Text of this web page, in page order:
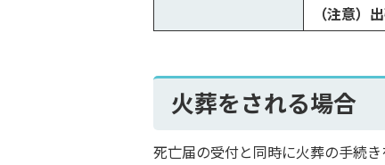
（注意）
火葬をされる場合
死亡届の受付と同時に火葬の手続